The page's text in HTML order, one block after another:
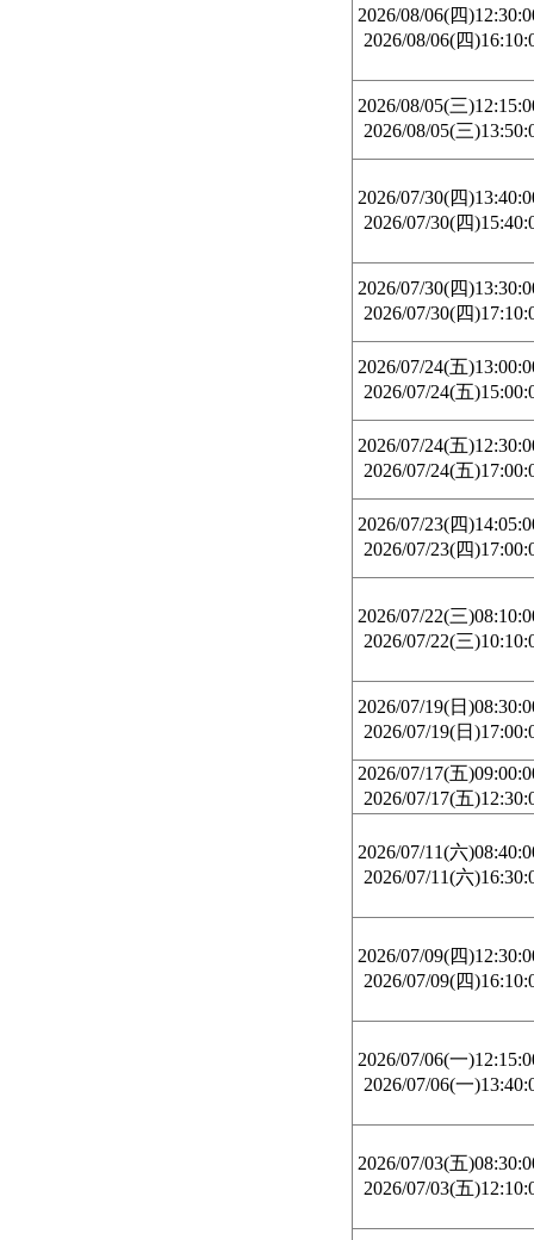
2026/08/06(四
2026/08/06(四
2026/08/05(三
2026/08/05(三
2026/07/30(四
2026/07/30(四
2026/07/30(四
2026/07/30(四
2026/07/24(五
2026/07/24(五
2026/07/24(五
2026/07/24(五
2026/07/23(四
2026/07/23(四
2026/07/22(三
2026/07/22(三
2026/07/19(日
2026/07/19(日
2026/07/17(五
2026/07/17(五
2026/07/11(六
2026/07/11(六
2026/07/09(四
2026/07/09(四
2026/07/06(一
2026/07/06(一
2026/07/03(五
2026/07/03(五